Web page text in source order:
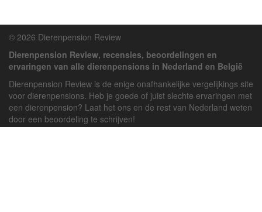
© 2026 Dierenpension Review
Dierenpension Review, recensies, beoordelingen en
ervaringen van alle dierenpensions in Nederland en België
Dierenpension Review is de enige onafhankelijke vergelijkings site
voor dierenpensions. Heb je goede of juist slechte ervaringen met
een dierenpension? Laat het ons en de rest van Nederland weten
door een beoordeling te schrijven!